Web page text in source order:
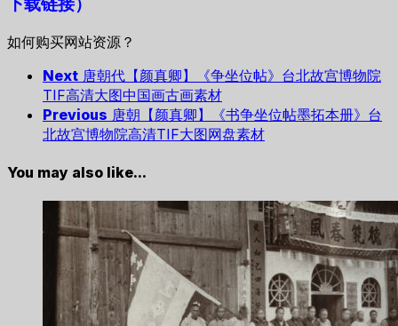
下载链接）
如何购买网站资源？
Next 唐朝代【颜真卿】《争坐位帖》台北故宫博物院
TIF高清大图中国画古画素材
Previous 唐朝【颜真卿】《书争坐位帖墨拓本册》台
北故宫博物院高清TIF大图网盘素材
You may also like...